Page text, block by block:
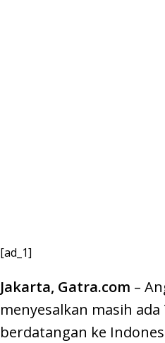
[ad_1]
Jakarta, Gatra.com –
menyesalkan masih
berdatangan ke